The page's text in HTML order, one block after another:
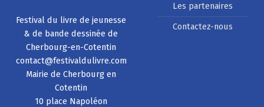
Festival du livre de jeunesse
& de bande dessinée de
Cherbourg-en-Cotentin
contact@festivaldulivre.com
Mairie de Cherbourg en
Cotentin
10 place Napoléon
Les partenaires
Contactez-nous